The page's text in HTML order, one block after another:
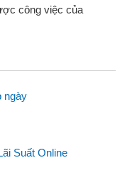
công việc của
ngày
Suất Online